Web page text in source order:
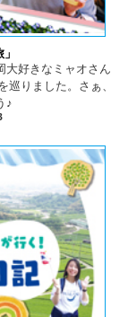
大好きなミャオさん
りました。さぁ、
♪